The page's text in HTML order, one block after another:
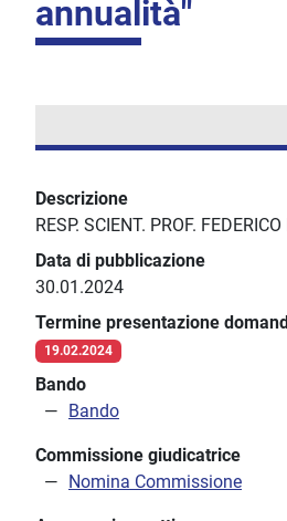
annualità"
Descrizione
RESP. SCIENT. PROF. FEDERICO
Data di pubblicazione
30.01.2024
Termine presentazione
19.02.2024
Bando
Bando
Commissione giudicatrice
Nomina Commissione